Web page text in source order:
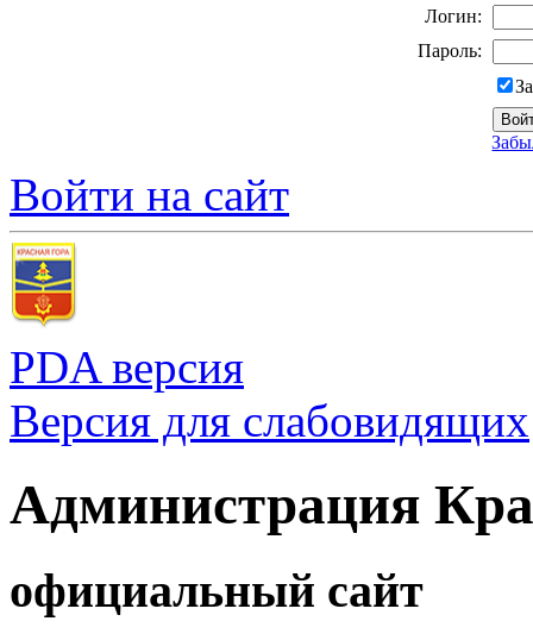
Логин:
Пароль:
Войти на сайт
PDA версия
Версия для слабовидящих
Администрация
официальный сайт